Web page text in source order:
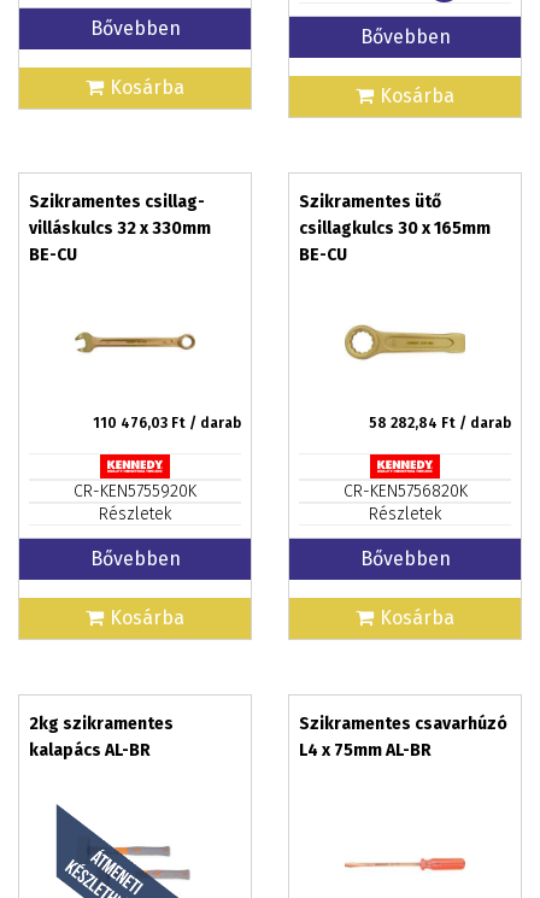
Bővebben
Kosárba
Bővebben
Kosárba
Szikramentes csillag-
villáskulcs 32 x 330mm
BE-CU
110 476,03 Ft / darab
CR-KEN5755920K
Részletek
Bővebben
Kosárba
Szikramentes ütő
csillagkulcs 30 x 165mm
BE-CU
58 282,84 Ft / darab
CR-KEN5756820K
Részletek
Bővebben
Kosárba
2kg szikramentes
kalapács AL-BR
Szikramentes csavarhúzó
L4 x 75mm AL-BR